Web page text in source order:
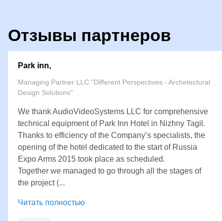
Отзывы партнеров
Park inn,
Managing Partner LLC "Different Perspectives - Archetectural
Design Solutions"
We thank AudioVideoSystems LLC for comprehensive
technical equipment of Park Inn Hotel in Nizhny Tagil.
Thanks to efficiency of the Company’s specialists, the
opening of the hotel dedicated to the start of Russia
Expo Arms 2015 took place as scheduled.
Together we managed to go through all the stages of
the project (...
Читать полностью